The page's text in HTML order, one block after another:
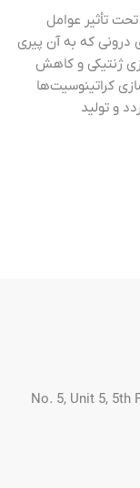
تأثیر عوامل
درونی که به آن پیری
ژنتیکی و کاهش
کراتینوسیت‌ها
و تولید
No. 5, Unit 5, 5th